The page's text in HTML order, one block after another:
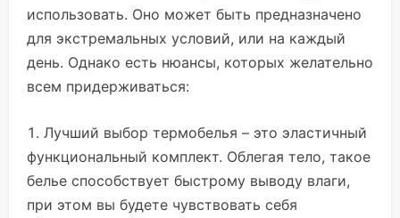
использовать. Оно может быть предназначено
для экстремальных условий, или на каждый
день. Однако есть нюансы, которых желательно
всем придерживаться:
Лучший выбор термобелья – это эластичный
функциональный комплект. Облегая тело, такое
белье способствует быстрому выводу влаги,
при этом вы будете чувствовать себя